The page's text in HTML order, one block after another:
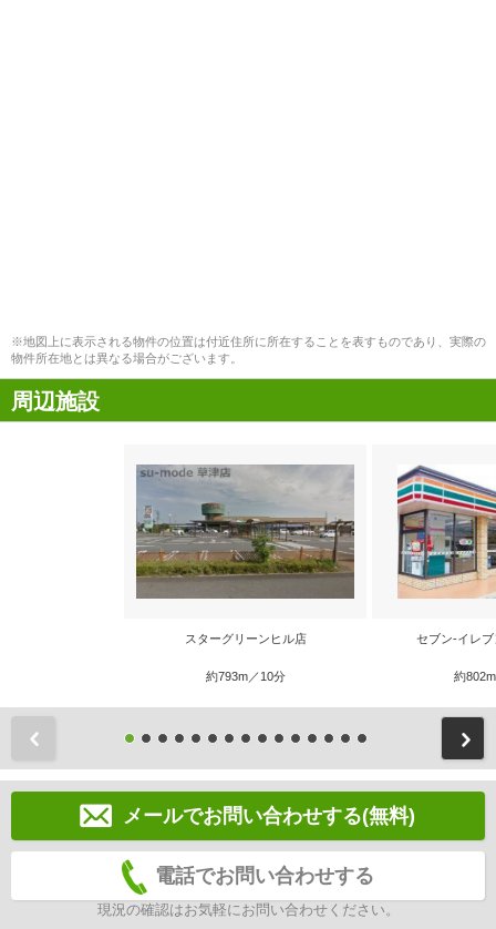
※地図上に表示される物件の位置は付近住所に所在することを表すものであり、実際の
物件所在地とは異なる場合がございます。
周辺施設
スターグリーンヒル店
約793m／10分
セブン‐イレ
約
メールでお問い合わせする(無料)
電話でお問い合わせする
現況の確認はお気軽にお問い合わせください。